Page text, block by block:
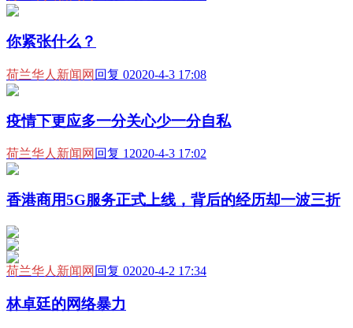
你紧张什么？
荷兰华人新闻网 回复 02020-4-3 17:08
疫情下更应多一分关心少一分自私
荷兰华人新闻网 回复 1 2020-4-3 17:02
香港商用5G服务正式上线，背后的经历却一波三折
荷兰华人新闻网 回复 02020-4-2 17:34
林卓廷的网络暴力